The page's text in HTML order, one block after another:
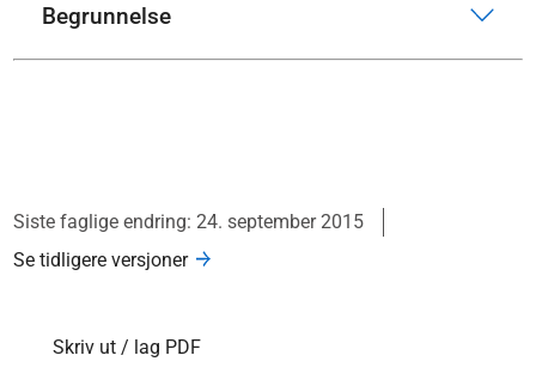
Begrunnelse
Siste faglige endring: 24. september 2015
Se tidligere versjoner
Skriv ut / lag PDF